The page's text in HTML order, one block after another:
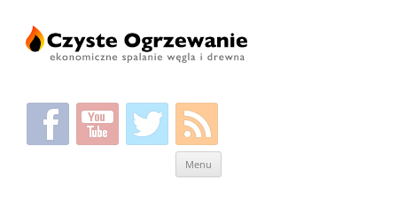
Menu